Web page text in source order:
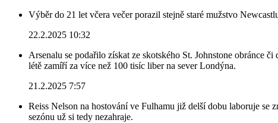
Výběr do 21 let včera večer porazil stejně staré mužstvo
22.2.2025 10:32
Arsenalu se podařilo získat ze skotského St. Johnstone obránce
létě zamíří za více než 100 tisíc liber na sever Londýna.
21.2.2025 7:57
Reiss Nelson na hostování ve Fulhamu již delší dobu laboruje
sezónu už si tedy nezahraje.